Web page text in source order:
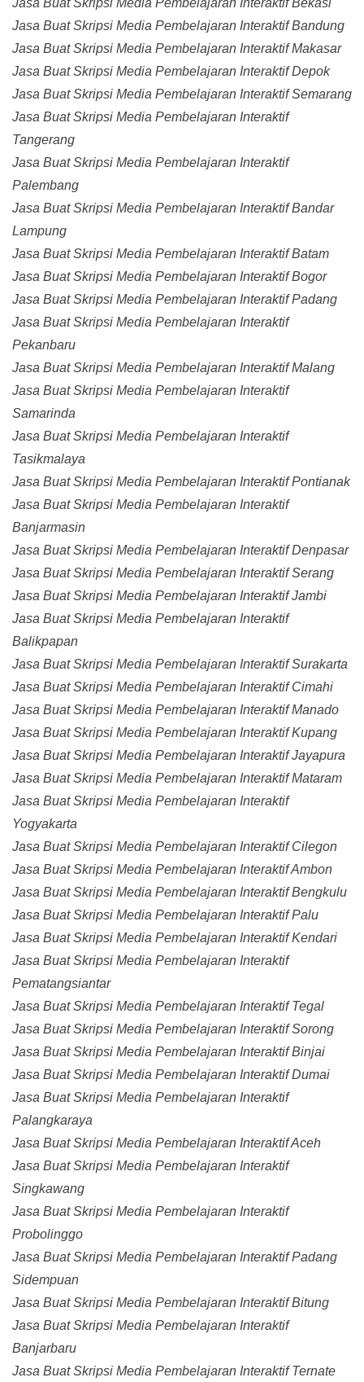
Jasa Buat Skripsi Media Pembelajaran Interaktif Bekasi
Jasa Buat Skripsi Media Pembelajaran Interaktif Bandung
Jasa Buat Skripsi Media Pembelajaran Interaktif Makasar
Jasa Buat Skripsi Media Pembelajaran Interaktif Depok
Jasa Buat Skripsi Media Pembelajaran Interaktif Semarang
Jasa Buat Skripsi Media Pembelajaran Interaktif
Tangerang
Jasa Buat Skripsi Media Pembelajaran Interaktif
Palembang
Jasa Buat Skripsi Media Pembelajaran Interaktif Bandar
Lampung
Jasa Buat Skripsi Media Pembelajaran Interaktif Batam
Jasa Buat Skripsi Media Pembelajaran Interaktif Bogor
Jasa Buat Skripsi Media Pembelajaran Interaktif Padang
Jasa Buat Skripsi Media Pembelajaran Interaktif
Pekanbaru
Jasa Buat Skripsi Media Pembelajaran Interaktif Malang
Jasa Buat Skripsi Media Pembelajaran Interaktif
Samarinda
Jasa Buat Skripsi Media Pembelajaran Interaktif
Tasikmalaya
Jasa Buat Skripsi Media Pembelajaran Interaktif Pontianak
Jasa Buat Skripsi Media Pembelajaran Interaktif
Banjarmasin
Jasa Buat Skripsi Media Pembelajaran Interaktif Denpasar
Jasa Buat Skripsi Media Pembelajaran Interaktif Serang
Jasa Buat Skripsi Media Pembelajaran Interaktif Jambi
Jasa Buat Skripsi Media Pembelajaran Interaktif
Balikpapan
Jasa Buat Skripsi Media Pembelajaran Interaktif Surakarta
Jasa Buat Skripsi Media Pembelajaran Interaktif Cimahi
Jasa Buat Skripsi Media Pembelajaran Interaktif Manado
Jasa Buat Skripsi Media Pembelajaran Interaktif Kupang
Jasa Buat Skripsi Media Pembelajaran Interaktif Jayapura
Jasa Buat Skripsi Media Pembelajaran Interaktif Mataram
Jasa Buat Skripsi Media Pembelajaran Interaktif
Yogyakarta
Jasa Buat Skripsi Media Pembelajaran Interaktif Cilegon
Jasa Buat Skripsi Media Pembelajaran Interaktif Ambon
Jasa Buat Skripsi Media Pembelajaran Interaktif Bengkulu
Jasa Buat Skripsi Media Pembelajaran Interaktif Palu
Jasa Buat Skripsi Media Pembelajaran Interaktif Kendari
Jasa Buat Skripsi Media Pembelajaran Interaktif
Pematangsiantar
Jasa Buat Skripsi Media Pembelajaran Interaktif Tegal
Jasa Buat Skripsi Media Pembelajaran Interaktif Sorong
Jasa Buat Skripsi Media Pembelajaran Interaktif Binjai
Jasa Buat Skripsi Media Pembelajaran Interaktif Dumai
Jasa Buat Skripsi Media Pembelajaran Interaktif
Palangkaraya
Jasa Buat Skripsi Media Pembelajaran Interaktif Aceh
Jasa Buat Skripsi Media Pembelajaran Interaktif
Singkawang
Jasa Buat Skripsi Media Pembelajaran Interaktif
Probolinggo
Jasa Buat Skripsi Media Pembelajaran Interaktif Padang
Sidempuan
Jasa Buat Skripsi Media Pembelajaran Interaktif Bitung
Jasa Buat Skripsi Media Pembelajaran Interaktif
Banjarbaru
Jasa Buat Skripsi Media Pembelajaran Interaktif Ternate